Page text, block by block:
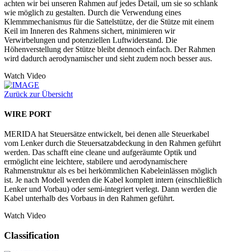
achten wir bei unseren Rahmen auf jedes Detail, um sie so schlank
wie möglich zu gestalten. Durch die Verwendung eines
Klemmmechanismus für die Sattelstütze, der die Stütze mit einem
Keil im Inneren des Rahmens sichert, minimieren wir
Verwirbelungen und potenziellen Luftwiderstand. Die
Höhenverstellung der Stütze bleibt dennoch einfach. Der Rahmen
wird dadurch aerodynamischer und sieht zudem noch besser aus.
Watch Video
Zurück zur Übersicht
WIRE PORT
MERIDA hat Steuersätze entwickelt, bei denen alle Steuerkabel
vom Lenker durch die Steuersatzabdeckung in den Rahmen geführt
werden. Das schafft eine cleane und aufgeräumte Optik und
ermöglicht eine leichtere, stabilere und aerodynamischere
Rahmenstruktur als es bei herkömmlichen Kabeleinlässen möglich
ist. Je nach Modell werden die Kabel komplett intern (einschließlich
Lenker und Vorbau) oder semi-integriert verlegt. Dann werden die
Kabel unterhalb des Vorbaus in den Rahmen geführt.
Watch Video
Classification